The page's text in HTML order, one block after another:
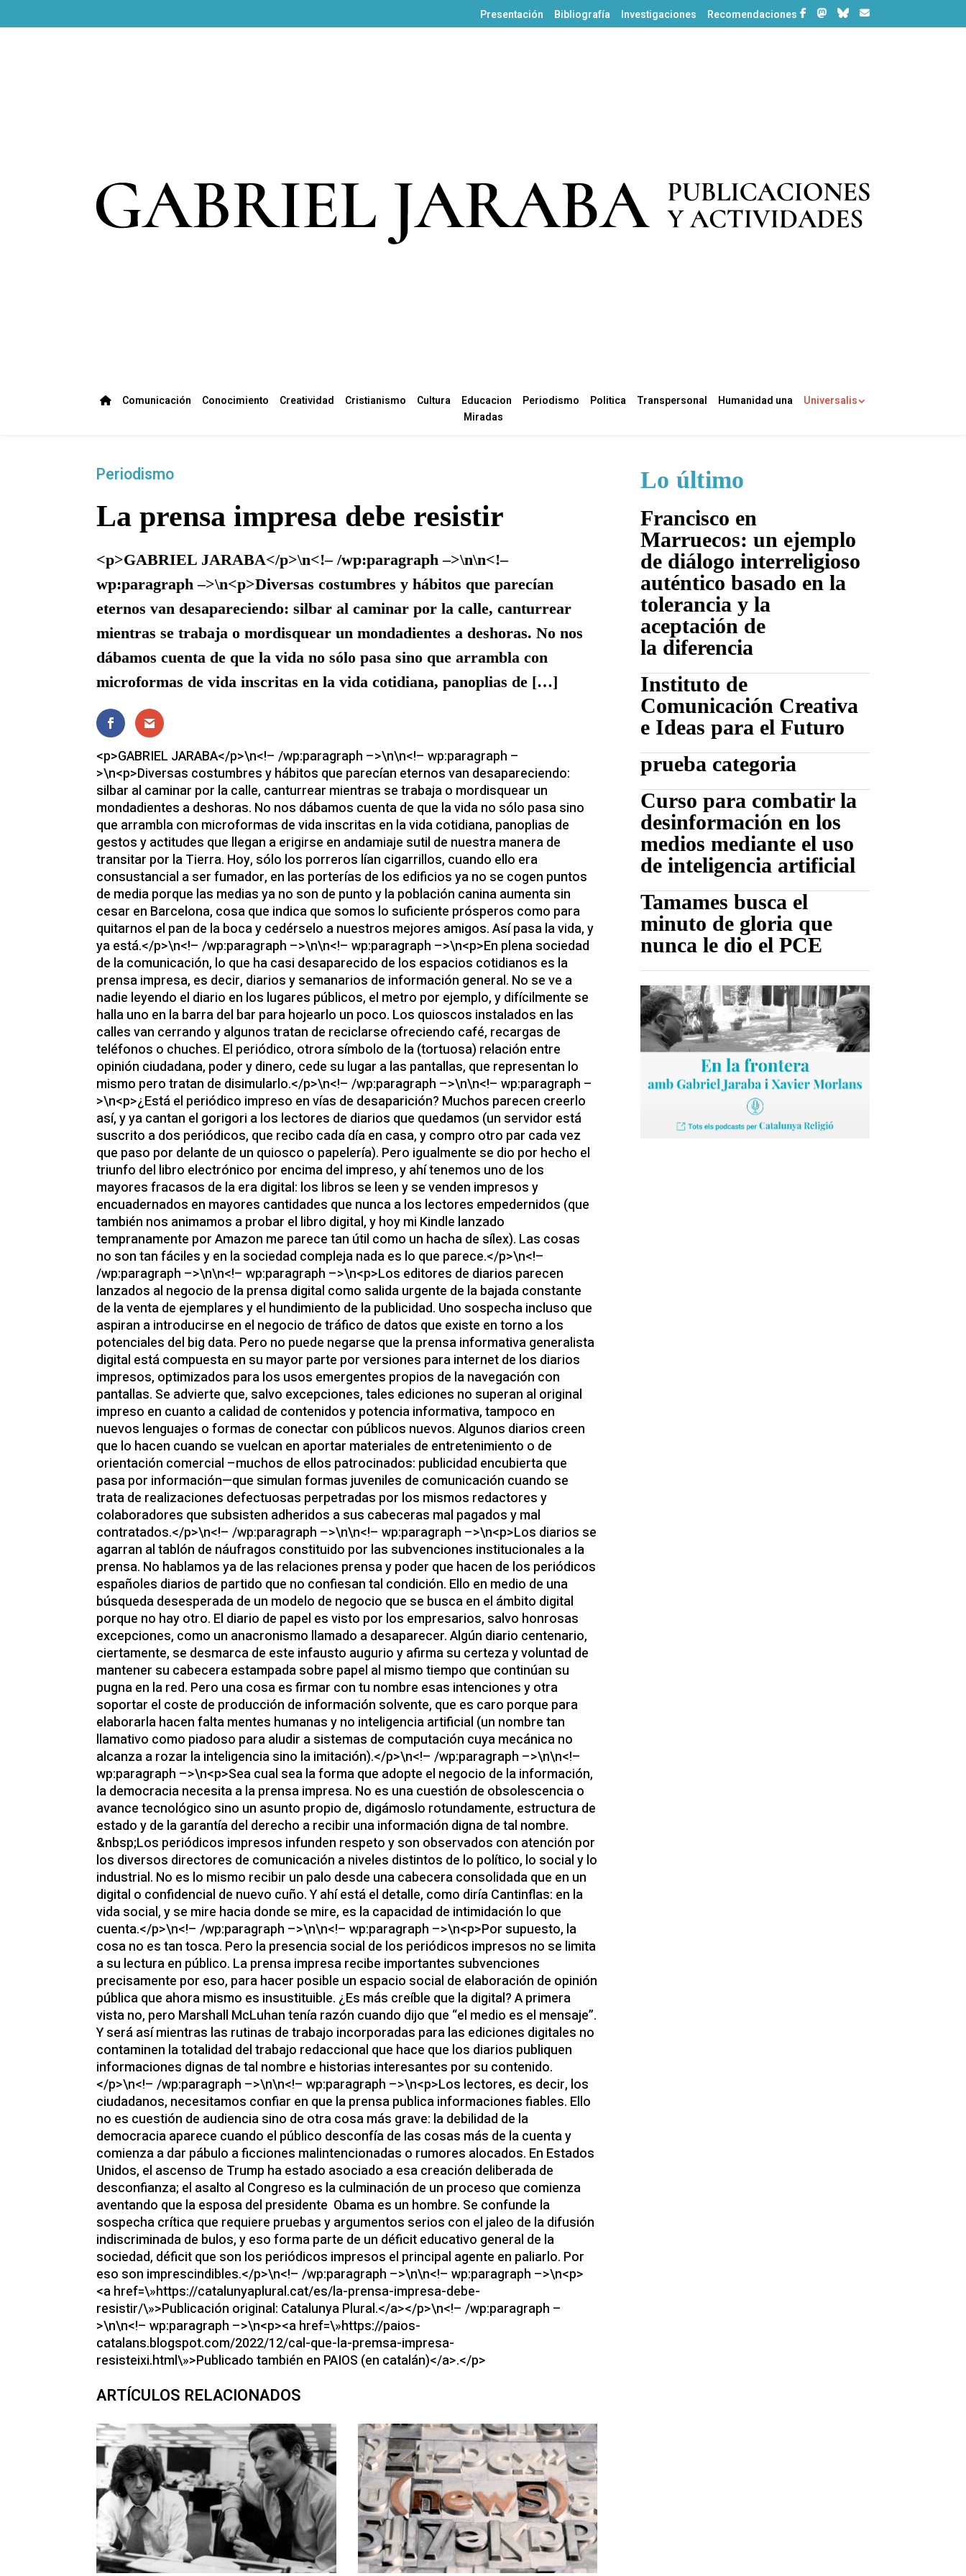
Presentación Bibliografía Investigaciones Recomendaciones
Comunicación Conocimiento Creatividad Cristianismo Cultura Educacion Periodismo Politica Transpersonal Humanidad una
Universalis
Miradas
Periodismo
La prensa impresa debe resistir
<p>GABRIEL JARABA</p>\n<!– /wp:paragraph –>\n\n<!–
wp:paragraph –>\n<p>Diversas costumbres y hábitos que parecían
eternos van desapareciendo: silbar al caminar por la calle, canturrear
mientras se trabaja o mordisquear un mondadientes a deshoras. No nos
dábamos cuenta de que la vida no sólo pasa sino que arrambla con
microformas de vida inscritas en la vida cotidiana, panoplias de […]
<p>GABRIEL JARABA</p>\n<!– /wp:paragraph –>\n\n<!– wp:paragraph –
>\n<p>Diversas costumbres y hábitos que parecían eternos van desapareciendo:
silbar al caminar por la calle, canturrear mientras se trabaja o mordisquear un
mondadientes a deshoras. No nos dábamos cuenta de que la vida no sólo pasa sino
que arrambla con microformas de vida inscritas en la vida cotidiana, panoplias de
gestos y actitudes que llegan a erigirse en andamiaje sutil de nuestra manera de
transitar por la Tierra. Hoy, sólo los porreros lían cigarrillos, cuando ello era
consustancial a ser fumador, en las porterías de los edificios ya no se cogen puntos
de media porque las medias ya no son de punto y la población canina aumenta sin
cesar en Barcelona, cosa que indica que somos lo suficiente prósperos como para
quitarnos el pan de la boca y cedérselo a nuestros mejores amigos. Así pasa la vida, y
ya está.</p>\n<!– /wp:paragraph –>\n\n<!– wp:paragraph –>\n<p>En plena sociedad
de la comunicación, lo que ha casi desaparecido de los espacios cotidianos es la
prensa impresa, es decir, diarios y semanarios de información general. No se ve a
nadie leyendo el diario en los lugares públicos, el metro por ejemplo, y difícilmente se
halla uno en la barra del bar para hojearlo un poco. Los quioscos instalados en las
calles van cerrando y algunos tratan de reciclarse ofreciendo café, recargas de
teléfonos o chuches. El periódico, otrora símbolo de la (tortuosa) relación entre
opinión ciudadana, poder y dinero, cede su lugar a las pantallas, que representan lo
mismo pero tratan de disimularlo.</p>\n<!– /wp:paragraph –>\n\n<!– wp:paragraph –
>\n<p>¿Está el periódico impreso en vías de desaparición? Muchos parecen creerlo
así, y ya cantan el gorigori a los lectores de diarios que quedamos (un servidor está
suscrito a dos periódicos, que recibo cada día en casa, y compro otro par cada vez
que paso por delante de un quiosco o papelería). Pero igualmente se dio por hecho el
triunfo del libro electrónico por encima del impreso, y ahí tenemos uno de los
mayores fracasos de la era digital: los libros se leen y se venden impresos y
encuadernados en mayores cantidades que nunca a los lectores empedernidos (que
también nos animamos a probar el libro digital, y hoy mi Kindle lanzado
tempranamente por Amazon me parece tan útil como un hacha de sílex). Las cosas
no son tan fáciles y en la sociedad compleja nada es lo que parece.</p>\n<!–
/wp:paragraph –>\n\n<!– wp:paragraph –>\n<p>Los editores de diarios parecen
lanzados al negocio de la prensa digital como salida urgente de la bajada constante
de la venta de ejemplares y el hundimiento de la publicidad. Uno sospecha incluso que
aspiran a introducirse en el negocio de tráfico de datos que existe en torno a los
potenciales del big data. Pero no puede negarse que la prensa informativa generalista
digital está compuesta en su mayor parte por versiones para internet de los diarios
impresos, optimizados para los usos emergentes propios de la navegación con
pantallas. Se advierte que, salvo excepciones, tales ediciones no superan al original
impreso en cuanto a calidad de contenidos y potencia informativa, tampoco en
nuevos lenguajes o formas de conectar con públicos nuevos. Algunos diarios creen
que lo hacen cuando se vuelcan en aportar materiales de entretenimiento o de
orientación comercial –muchos de ellos patrocinados: publicidad encubierta que
pasa por información—que simulan formas juveniles de comunicación cuando se
trata de realizaciones defectuosas perpetradas por los mismos redactores y
colaboradores que subsisten adheridos a sus cabeceras mal pagados y mal
contratados.</p>\n<!– /wp:paragraph –>\n\n<!– wp:paragraph –>\n<p>Los diarios se
agarran al tablón de náufragos constituido por las subvenciones institucionales a la
prensa. No hablamos ya de las relaciones prensa y poder que hacen de los periódicos
españoles diarios de partido que no confiesan tal condición. Ello en medio de una
búsqueda desesperada de un modelo de negocio que se busca en el ámbito digital
porque no hay otro. El diario de papel es visto por los empresarios, salvo honrosas
excepciones, como un anacronismo llamado a desaparecer. Algún diario centenario,
ciertamente, se desmarca de este infausto augurio y afirma su certeza y voluntad de
mantener su cabecera estampada sobre papel al mismo tiempo que continúan su
pugna en la red. Pero una cosa es firmar con tu nombre esas intenciones y otra
soportar el coste de producción de información solvente, que es caro porque para
elaborarla hacen falta mentes humanas y no inteligencia artificial (un nombre tan
llamativo como piadoso para aludir a sistemas de computación cuya mecánica no
alcanza a rozar la inteligencia sino la imitación).</p>\n<!– /wp:paragraph –>\n\n<!–
wp:paragraph –>\n<p>Sea cual sea la forma que adopte el negocio de la información,
la democracia necesita a la prensa impresa. No es una cuestión de obsolescencia o
avance tecnológico sino un asunto propio de, digámoslo rotundamente, estructura de
estado y de la garantía del derecho a recibir una información digna de tal nombre.
&nbsp;Los periódicos impresos infunden respeto y son observados con atención por
los diversos directores de comunicación a niveles distintos de lo político, lo social y lo
industrial. No es lo mismo recibir un palo desde una cabecera consolidada que en un
digital o confidencial de nuevo cuño. Y ahí está el detalle, como diría Cantinflas: en la
vida social, y se mire hacia donde se mire, es la capacidad de intimidación lo que
cuenta.</p>\n<!– /wp:paragraph –>\n\n<!– wp:paragraph –>\n<p>Por supuesto, la
cosa no es tan tosca. Pero la presencia social de los periódicos impresos no se limita
a su lectura en público. La prensa impresa recibe importantes subvenciones
precisamente por eso, para hacer posible un espacio social de elaboración de opinión
pública que ahora mismo es insustituible. ¿Es más creíble que la digital? A primera
vista no, pero Marshall McLuhan tenía razón cuando dijo que “el medio es el mensaje”.
Y será así mientras las rutinas de trabajo incorporadas para las ediciones digitales no
contaminen la totalidad del trabajo redaccional que hace que los diarios publiquen
informaciones dignas de tal nombre e historias interesantes por su contenido.
</p>\n<!– /wp:paragraph –>\n\n<!– wp:paragraph –>\n<p>Los lectores, es decir, los
ciudadanos, necesitamos confiar en que la prensa publica informaciones fiables. Ello
no es cuestión de audiencia sino de otra cosa más grave: la debilidad de la
democracia aparece cuando el público desconfía de las cosas más de la cuenta y
comienza a dar pábulo a ficciones malintencionadas o rumores alocados. En Estados
Unidos, el ascenso de Trump ha estado asociado a esa creación deliberada de
desconfianza; el asalto al Congreso es la culminación de un proceso que comienza
aventando que la esposa del presidente Obama es un hombre. Se confunde la
sospecha crítica que requiere pruebas y argumentos serios con el jaleo de la difusión
indiscriminada de bulos, y eso forma parte de un déficit educativo general de la
sociedad, déficit que son los periódicos impresos el principal agente en paliarlo. Por
eso son imprescindibles.</p>\n<!– /wp:paragraph –>\n\n<!– wp:paragraph –>\n<p>
<a href=\»https://catalunyaplural.cat/es/la-prensa-impresa-debe-
resistir/\»>Publicación original: Catalunya Plural.</a></p>\n<!– /wp:paragraph –
>\n\n<!– wp:paragraph –>\n<p><a href=\»https://paios-
catalans.blogspot.com/2022/12/cal-que-la-premsa-impresa-
resisteixi.html\»>Publicado también en PAIOS (en catalán)</a>.</p>
Lo último
Francisco en
Marruecos: un ejemplo
de diálogo interreligioso
auténtico basado en la
tolerancia y la
aceptación de
la diferencia
Instituto de
Comunicación Creativa
e Ideas para el Futuro
prueba categoria
Curso para combatir la
desinformación en los
medios mediante el uso
de inteligencia artificial
Tamames busca el
minuto de gloria que
nunca le dio el PCE
ARTÍCULOS RELACIONADOS